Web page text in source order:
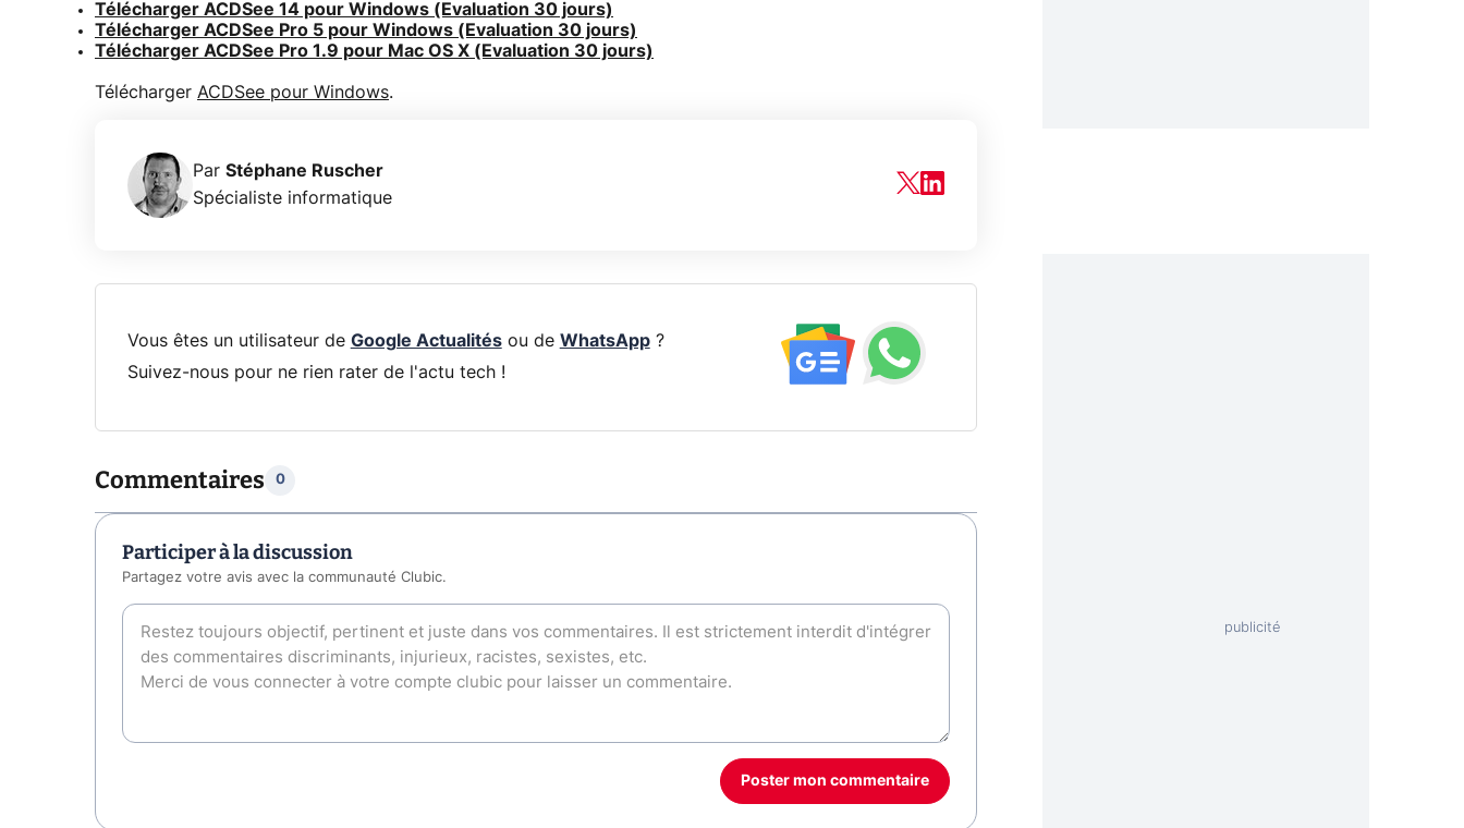
Télécharger ACDSee 14 pour Windows (Evaluation 30 jours)
Télécharger ACDSee Pro 5 pour Windows (Evaluation 30 jours)
Télécharger ACDSee Pro 1.9 pour Mac OS X (Evaluation 30 jours)
Télécharger ACDSee pour Windows.
Par Stéphane Ruscher
Spécialiste informatique
Vous êtes un utilisateur de Google Actualitésou de WhatsApp?
Suivez-nous pour ne rien rater de l'actu tech !
Commentaires 0
Participer à la discussion
Partagez votre avis avec la communauté Clubic.
Poster mon commentaire